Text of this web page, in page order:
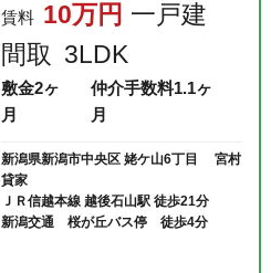
賃料 10万円 一戸建
間取 3LDK
敷金2ヶ
月
仲介手数料1.1ヶ
月
新潟県新潟市中央区 姥ケ山6丁目 宮村
貸家
ＪＲ信越本線 越後石山駅 徒歩21分
新潟交通 桜が丘バス停 徒歩4分